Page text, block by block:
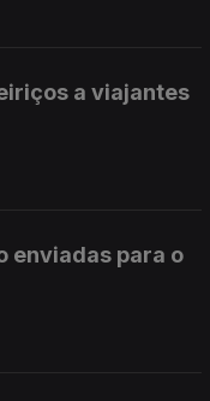
a viajantes
enviadas para o